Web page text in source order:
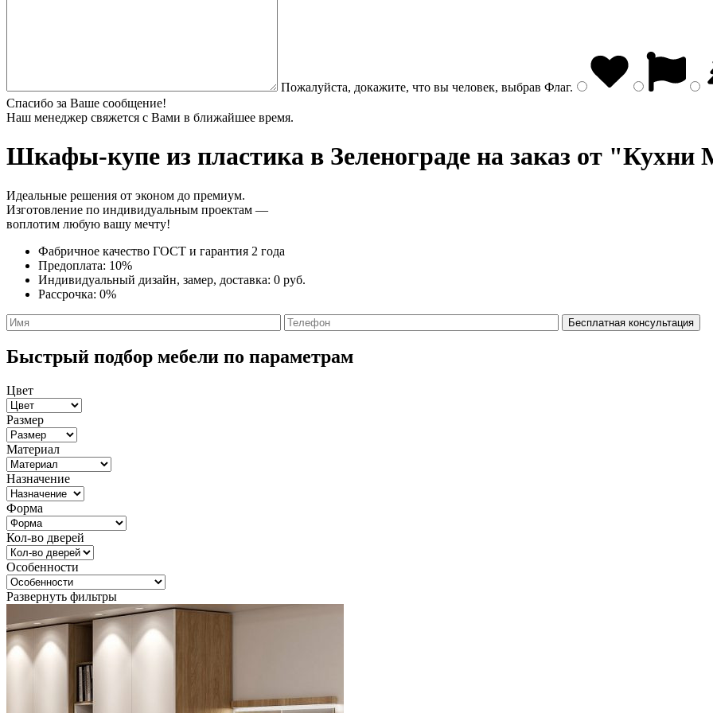
Пожалуйста, докажите, что вы человек, выбрав Флаг.
Спасибо за Ваше сообщение!
Наш менеджер свяжется с Вами в ближайшее время.
Шкафы-купе из пластика в Зеленограде на заказ от "Кухни
Идеальные решения от эконом до премиум.
Изготовление по индивидуальным проектам —
воплотим любую вашу мечту!
Фабричное качество ГОСТ и гарантия 2 года
Предоплата: 10%
Индивидуальный дизайн, замер, доставка: 0 руб.
Рассрочка: 0%
Быстрый подбор мебели по параметрам
Цвет
Размер
Материал
Назначение
Форма
Кол-во дверей
Особенности
Развернуть фильтры